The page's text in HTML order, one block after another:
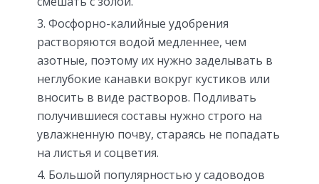
Фосфорно-калийные удобрения
растворяются водой медленнее, чем
азотные, поэтому их нужно заделывать в
неглубокие канавки вокруг кустиков или
вносить в виде растворов. Подливать
получившиеся составы нужно строго на
увлажненную почву, стараясь не попадать
на листья и соцветия.
Большой популярностью у садоводов